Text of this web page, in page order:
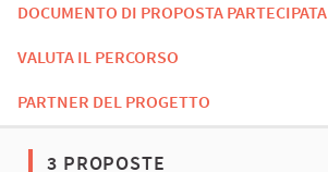
DOCUMENTO DI PROPOSTA PARTECIPATA
VALUTA IL PERCORSO
PARTNER DEL PROGETTO
3 PROPOSTE